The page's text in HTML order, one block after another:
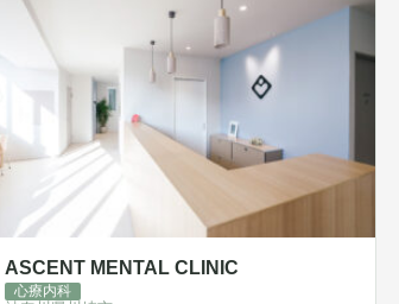
ASCENT MENTAL CLINIC
心療内科